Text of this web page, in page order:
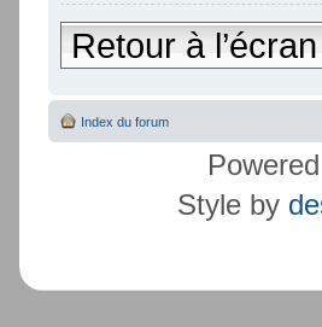
Retour à
Index du forum
Style by